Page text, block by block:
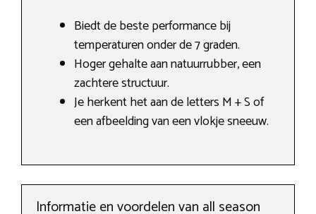
Biedt de beste performance bij
temperaturen onder de 7 graden.
Hoger gehalte aan natuurrubber, een
zachtere structuur.
Je herkent het aan de letters M + S of
een afbeelding van een vlokje sneeuw.
Informatie en voordelen van all season